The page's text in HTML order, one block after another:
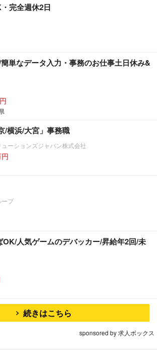
完全週休2日
単なデータ入力・事務のお仕事土日休み&
/横浜/大宮」事務職
ーションズジャパン株式会社
ープ
人気ゲームのデバッカー/昇給年2回/未
続きはこちら
sponsored by 求人ボックス